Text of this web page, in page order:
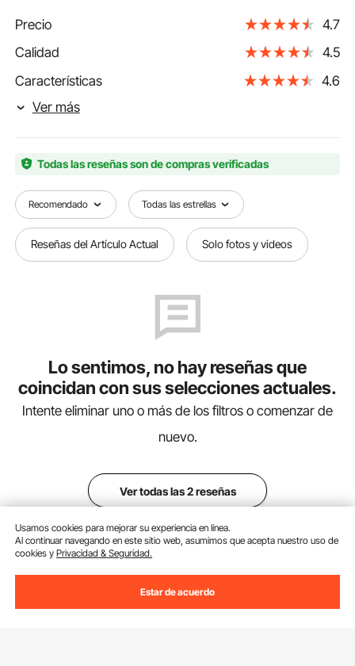
Precio
4.7
Calidad
4.5
Características
4.6
Ver más
Todas las reseñas son de compras verificadas
Recomendado Todas las estrellas
Reseñas del Artículo Actual Solo fotos y videos
Lo sentimos, no hay reseñas que
coincidan con sus selecciones actuales.
Intente eliminar uno o más de los filtros o comenzar de
nuevo.
Ver todas las 2 reseñas
Usamos cookies para mejorar su experiencia en línea.
Al continuar navegando en este sitio web, asumimos que acepta nuestro uso de
cookies yPrivacidad & Seguridad.
Estar de acuerdo